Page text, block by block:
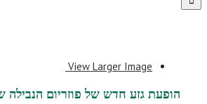
View Larger Image
הופעת גזע חדש של פוזריום הנבילה